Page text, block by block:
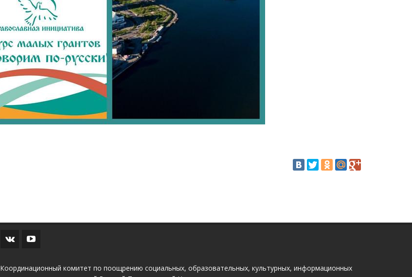
Координационный комитет по поощрению социальных, образовательных, культурных, информационных